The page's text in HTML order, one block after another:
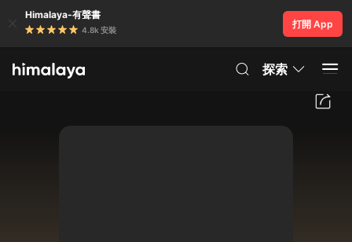
Himalaya-有聲書
4.8k 安裝
打開 App
探索